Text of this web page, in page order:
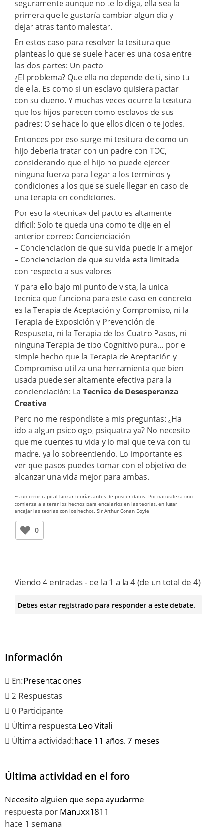
seguramente aunque no te lo diga, ella sea la
primera que le gustaría cambiar algun dia y
dejar atras tanto malestar.
En estos caso para resolver la tesitura que
planteas lo que se suele hacer es una cosa entre
las dos partes: Un pacto
¿El problema? Que ella no depende de ti, sino tu
de ella. Es como si un esclavo quisiera pactar
con su dueño. Y muchas veces ocurre la tesitura
que los hijos parecen como esclavos de sus
padres: O se hace lo que ellos dicen o te jodes.
Entonces por eso surge mi tesitura de como un
hijo deberia tratar con un padre con TOC,
considerando que el hijo no puede ejercer
ninguna fuerza para llegar a los terminos y
condiciones a los que se suele llegar en caso de
una terapia en condiciones.
Por eso la «tecnica» del pacto es altamente
dificil: Solo te queda una como te dije en el
anterior correo: Concienciación
– Concienciacion de que su vida puede ir a mejor
– Concienciacion de que su vida esta limitada
con respecto a sus valores
Y para ello bajo mi punto de vista, la unica
tecnica que funciona para este caso en concreto
es la Terapia de Aceptación y Compromiso, ni la
Terapia de Exposición y Prevención de
Respuseta, ni la Terapia de los Cuatro Pasos, ni
ninguna Terapia de tipo Cognitivo pura… por el
simple hecho que la Terapia de Aceptación y
Compromiso utiliza una herramienta que bien
usada puede ser altamente efectiva para la
concienciación: La Tecnica de Desesperanza
Creativa
Pero no me respondiste a mis preguntas: ¿Ha
ido a algun psicologo, psiquatra ya? No necesito
que me cuentes tu vida y lo mal que te va con tu
madre, ya lo sobreentiendo. Lo importante es
ver que pasos puedes tomar con el objetivo de
alcanzar una vida mejor para ambas.
Es un error capital lanzar teorías antes de poseer datos. Por naturaleza uno
comienza a alterar los hechos para encajarlos en las teorías, en lugar
encajar las teorías con los hechos. Sir Arthur Conan Doyle
0
Viendo 4 entradas - de la 1 a la 4 (de un total de 4)
Debes estar registrado para responder a este debate.
Información
En:Presentaciones
2 Respuestas
0 Participante
Última respuesta:Leo Vitali
Última actividad:hace 11 años, 7 meses
Última actividad en el foro
Necesito alguien que sepa ayudarme
respuesta por Manuxx1811
hace 1 semana